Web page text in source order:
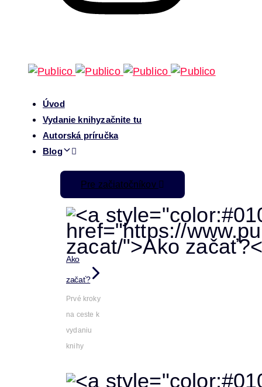
Úvod
Vydanie knihyzačnite tu
Autorská príručka
Blog
Pre začiatočníkov
Ako
začať?
Prvé kroky
na ceste k
vydaniu
knihy